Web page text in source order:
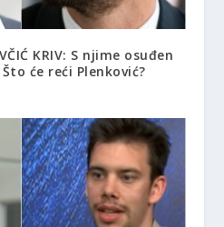
KRIV: S njime osuđen
će reći Plenković?